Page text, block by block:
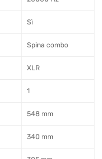
Sì
Spina combo
XLR
1
548 mm
340 mm